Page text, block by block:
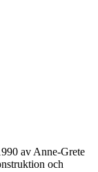
av Anne-Grete
och